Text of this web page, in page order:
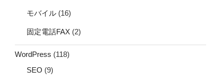
モバイル (16)
固定電話FAX (2)
WordPress (118)
SEO (9)